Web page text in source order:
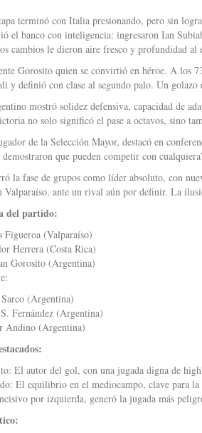
terminó con Italia presionando, pero sin
el banco con inteligencia: ingresaron Ian
cambios le dieron aire fresco y profundidad al
Gorosito quien se convirtió en héroe. A los
y definió con clase al segundo palo. Un
mostró solidez defensiva, capacidad de
no solo significó el pase a octavos, sino
de la Selección Mayor, destacó en
que pueden competir con
la fase de grupos como líder absoluto, con
Valparaíso, ante un rival aún por definir. La
del partido:
Figueroa (Valparaíso)
Herrera (Costa Rica)
Gorosito (Argentina)
(Argentina)
Fernández (Argentina)
Andino (Argentina)
El autor del gol, con una jugada digna de
El equilibrio en el mediocampo, clave para
por izquierda, generó la jugada más